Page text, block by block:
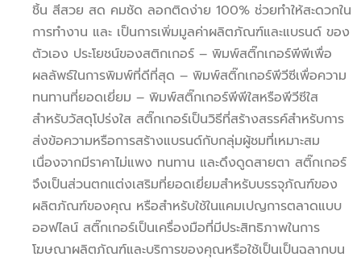
ชิ้น สีสวย สด คมชัด ลอกติดง่าย 100% ช่วยทำให้สะดวกใน
การทำงาน และ เป็นการเพิ่มมูลค่าผลิตภัณฑ์และแบรนด์ ของ
ตัวเอง ประโยชน์ของสติกเกอร์ – พิมพ์สติ๊กเกอร์พีพีเพื่อ
ผลลัพธ์ในการพิมพ์ที่ดีที่สุด – พิมพ์สติ๊กเกอร์พีวีซีเพื่อความ
ทนทานที่ยอดเยี่ยม – พิมพ์สติ๊กเกอร์พีพีใสหรือพีวีซีใส
สำหรับวัสดุโปร่งใส สติ๊กเกอร์เป็นวิธีที่สร้างสรรค์สำหรับการ
ส่งข้อความหรือการสร้างแบรนด์กับกลุ่มผู้ชมที่เหมาะสม
เนื่องจากมีราคาไม่แพง ทนทาน และดึงดูดสายตา สติ๊กเกอร์
จึงเป็นส่วนตกแต่งเสริมที่ยอดเยี่ยมสำหรับบรรจุภัณฑ์ของ
ผลิตภัณฑ์ของคุณ หรือสำหรับใช้ในแคมเปญการตลาดแบบ
ออฟไลน์ สติ๊กเกอร์เป็นเครื่องมือที่มีประสิทธิภาพในการ
โฆษณาผลิตภัณฑ์และบริการของคุณหรือใช้เป็นเป็นฉลากบน